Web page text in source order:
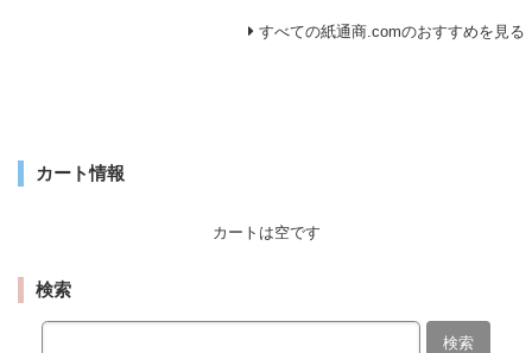
すべての紙通商.comのおすすめを見る
カート情報
カートは空です
検索
検索